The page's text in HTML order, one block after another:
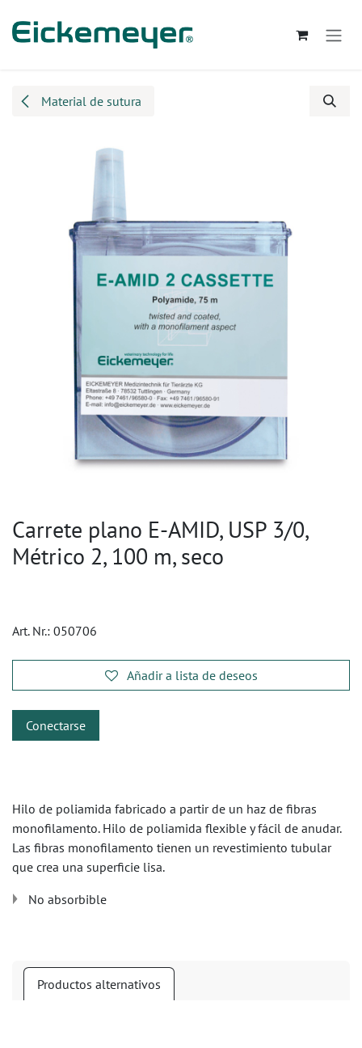
Material de sutura
Carrete plano E-AMID, USP 3/0,
Métrico 2, 100 m, seco
Art. Nr.: 050706
Añadir a lista de deseos
Conectarse
Hilo de poliamida fabricado a partir de un haz de fibras
monofilamento. Hilo de poliamida flexible y fácil de anudar.
Las fibras monofilamento tienen un revestimiento tubular
que crea una superficie lisa.
No absorbible
Productos alternativos